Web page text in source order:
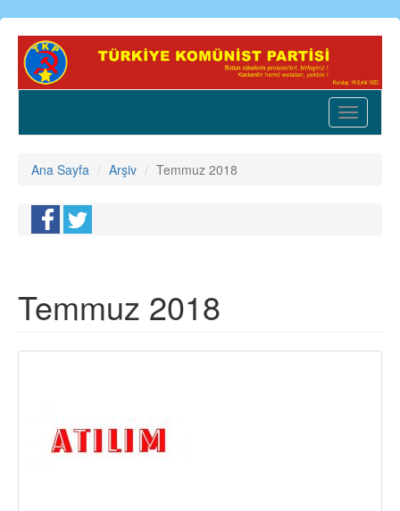
Ana
içeriğe
Toggle
Ana Sayfa Arşiv Temmuz 2018
Temmuz 2018